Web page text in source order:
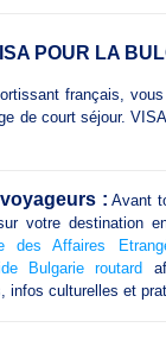
POUR LA
français, vous
de court séjour.
: Avant
votre destination
des Affaires
Bulgarie routard
infos culturelles et